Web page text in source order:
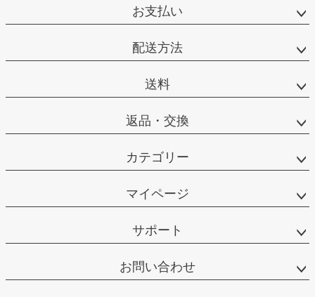
お支払い
配送方法
送料
返品・交換
カテゴリー
マイページ
サポート
お問い合わせ